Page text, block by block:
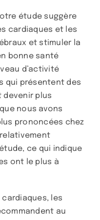
étude suggère
cardiaques et les
et stimuler la
bonne santé
d’activité
qui présentent des
plus
nous avons
prononcées chez
ce qui indique
ont le plus à
cardiaques, les
au